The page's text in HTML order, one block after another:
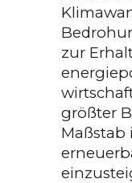
zur
größter
Maßstab